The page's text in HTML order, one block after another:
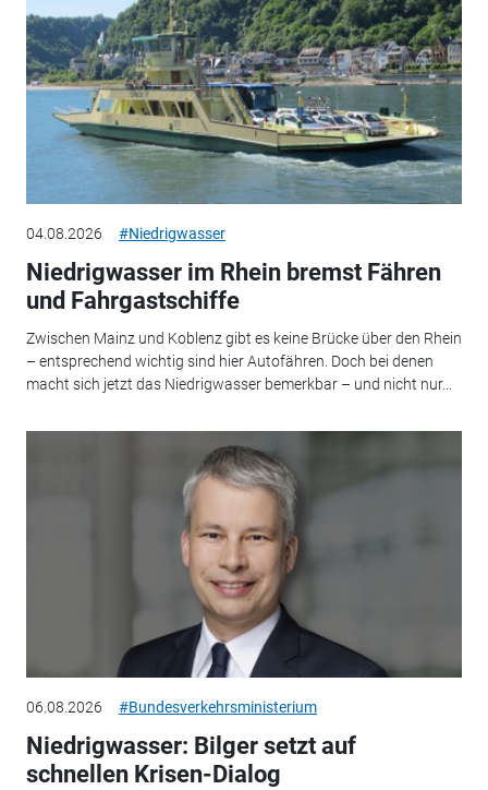
04.08.2026 #Niedrigwasser
Niedrigwasser im Rhein bremst Fähren
und Fahrgastschiffe
Zwischen Mainz und Koblenz gibt es keine Brücke über den Rhein
– entsprechend wichtig sind hier Autofähren. Doch bei denen
macht sich jetzt das Niedrigwasser bemerkbar – und nicht nur...
06.08.2026 #Bundesverkehrsministerium
Niedrigwasser: Bilger setzt auf
schnellen Krisen-Dialog